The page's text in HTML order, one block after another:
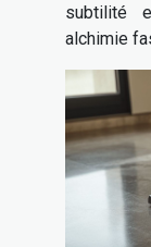
subtilité
alchimie